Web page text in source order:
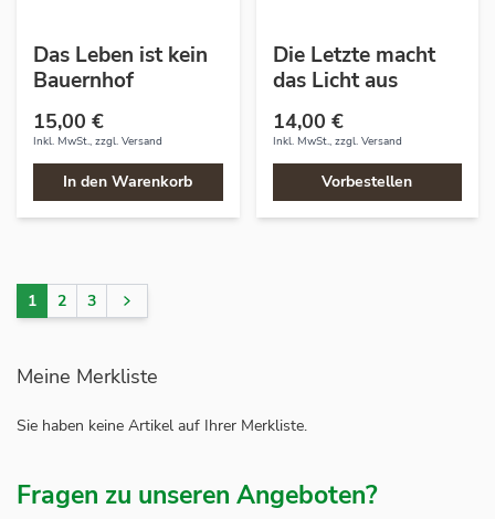
Das Leben ist kein
Bauernhof
15,00 €
Inkl. MwSt., zzgl. Versand
In den Warenkorb
Die Letzte macht
das Licht aus
14,00 €
Inkl. MwSt., zzgl. Versand
Vorbestellen
Sie lesen gerade Seite
1 Seite
2 Seite
3 Seite
Meine Merkliste
Sie haben keine Artikel auf Ihrer Merkliste.
Fragen zu unseren Angeboten?